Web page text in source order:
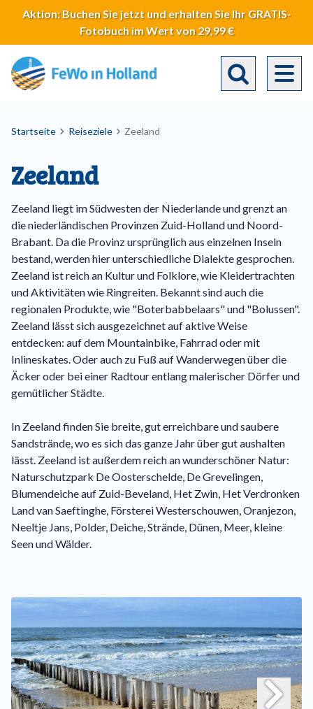
Direkt
Inhalt
Aktion: Buchen Sie jetzt und erhalten Sie Ihr GRATIS-
Fotobuch im Wert von 29,99 €
Toggle search
Breadcrumb
Startseite Reiseziele Zeeland
Zeeland
Zeeland liegt im Südwesten der Niederlande und grenzt an
die niederländischen Provinzen Zuid-Holland und Noord-
Brabant. Da die Provinz ursprünglich aus einzelnen Inseln
bestand, werden hier unterschiedliche Dialekte gesprochen.
Zeeland ist reich an Kultur und Folklore, wie Kleidertrachten
und Aktivitäten wie Ringreiten. Bekannt sind auch die
regionalen Produkte, wie "Boterbabbelaars" und "Bolussen".
Zeeland lässt sich ausgezeichnet auf aktive Weise
entdecken: auf dem Mountainbike, Fahrrad oder mit
Inlineskates. Oder auch zu Fuß auf Wanderwegen über die
Äcker oder bei einer Radtour entlang malerischer Dörfer und
gemütlicher Städte.
In Zeeland finden Sie breite, gut erreichbare und saubere
Sandstrände, wo es sich das ganze Jahr über gut aushalten
lässt. Zeeland ist außerdem reich an wunderschöner Natur:
Naturschutzpark De Oosterschelde, De Grevelingen,
Blumendeiche auf Zuid-Beveland, Het Zwin, Het Verdronken
Land van Saeftinghe, Försterei Westerschouwen, Oranjezon,
Neeltje Jans, Polder, Deiche, Strände, Dünen, Meer, kleine
Seen und Wälder.